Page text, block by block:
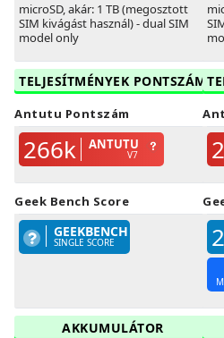
microSD, akár: 1 TB (megosztott
SIM kivágást használ) - dual SIM
model only
TELJESÍTMÉNYEK PONTSZÁM
Antutu Pontszám
266k ANTUTU
V7
Geek Bench Score
GEEKBENCH
SINGLE SCORE
AKKUMULÁTOR